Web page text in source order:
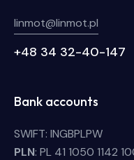
linmot@linmot.pl
+48 34 32-40-147
Bank accounts
SWIFT: INGBPLPW
PLN: PL 41 1050 1142